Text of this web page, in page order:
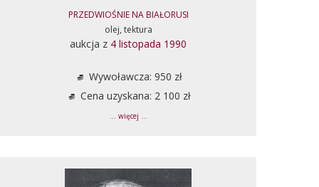
PRZEDWIOŚNIE NA BIAŁORUSI
olej, tektura
aukcja z 4 listopada 1990
Wywoławcza: 950 zł
Cena uzyskana: 2 100 zł
... więcej ...